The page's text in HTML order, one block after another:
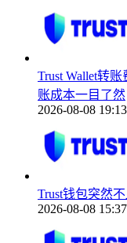
Trust Wallet转
账成本一目了然
2026-08-08
Trust钱包突然
2026-08-08